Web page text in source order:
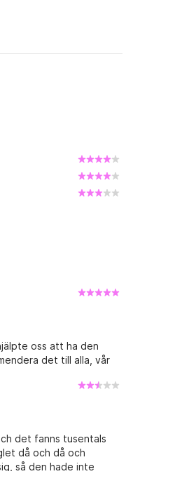
oss att ha den
det till alla, vår
det fanns tusentals
då och då och
så den hade inte